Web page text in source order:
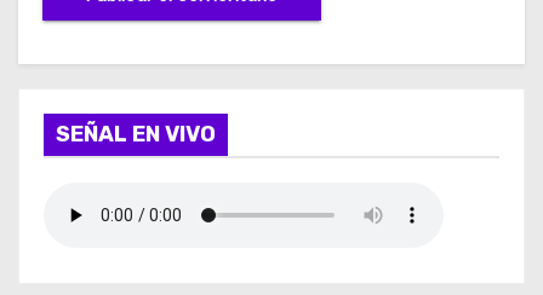
SEÑAL EN VIVO